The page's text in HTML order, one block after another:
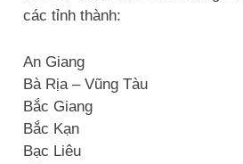
các tỉnh thành:
An Giang
Bà Rịa – Vũng Tàu
Bắc Giang
Bắc Kạn
Bạc Liêu